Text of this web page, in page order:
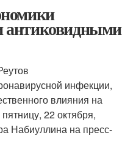
антиковидными
инфекции,
влияния на
22 октября,
Набиуллина на пресс-